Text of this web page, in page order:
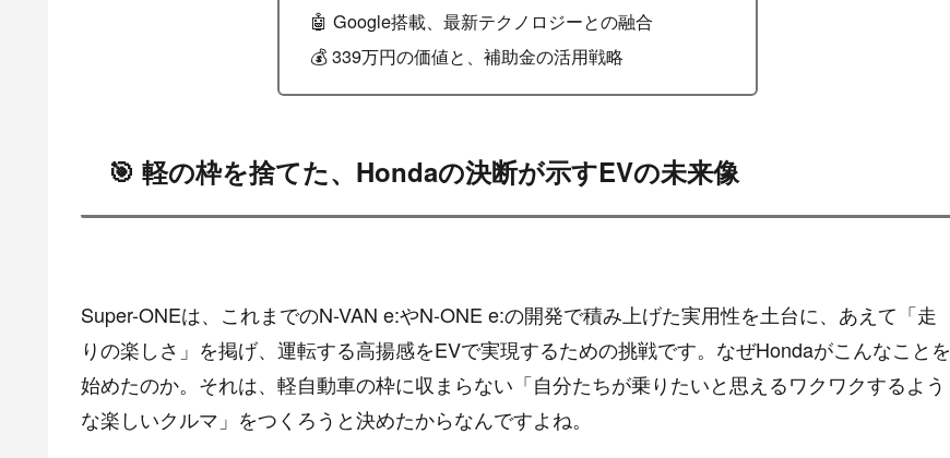
🤖 Google搭載、最新テクノロジーとの融合
💰 339万円の価値と、補助金の活用戦略
🎯 軽の枠を捨てた、Hondaの決断が示すEVの未来像
Super-ONEは、これまでのN-VAN e:やN-ONE e:の開発で積み上げた実用性を土台に、あえて「走
りの楽しさ」を掲げ、運転する高揚感をEVで実現するための挑戦です。なぜHondaがこんなことを
始めたのか。それは、軽自動車の枠に収まらない「自分たちが乗りたいと思えるワクワクするよう
な楽しいクルマ」をつくろうと決めたからなんですよね。